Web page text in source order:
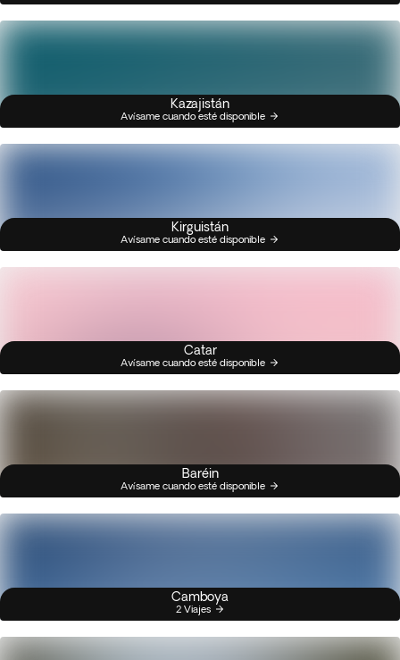
Kazajistán
Avísame cuando esté disponible
Kirguistán
Avísame cuando esté disponible
Catar
Avísame cuando esté disponible
Baréin
Avísame cuando esté disponible
Camboya
2 Viajes